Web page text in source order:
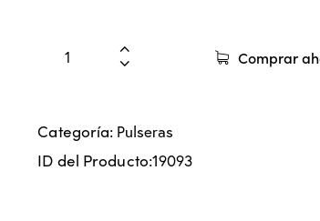
Comprar
Categoría: Pulseras
ID del Producto:19093